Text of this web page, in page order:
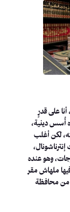
على قدرٍ
أُسس دينية،
لكن أغلب
وهو عنده
ملهاش مقر
من محافظة